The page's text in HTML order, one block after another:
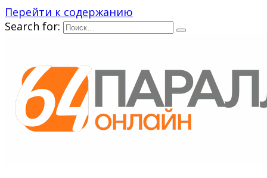
Перейти к содержанию
Search for: